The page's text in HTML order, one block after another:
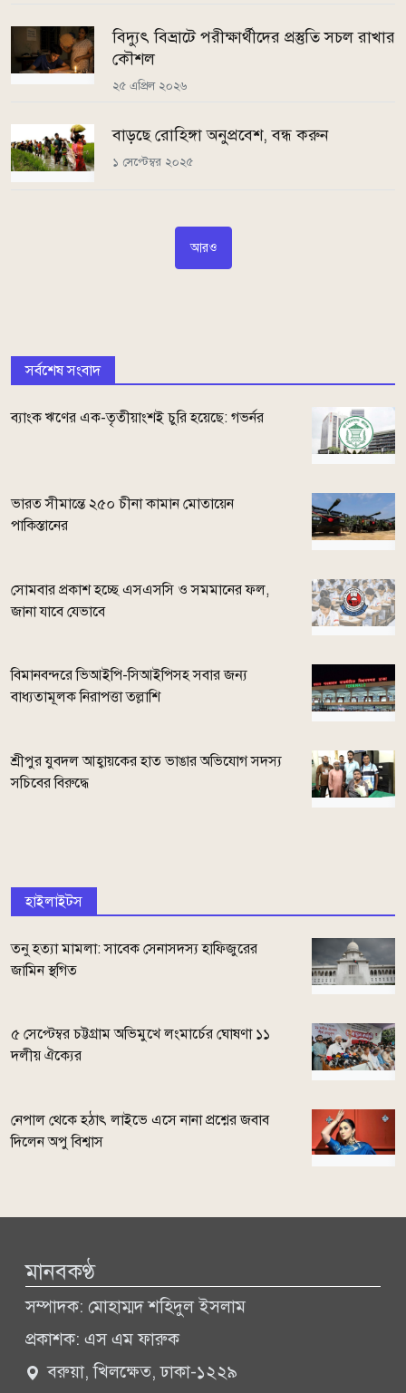
বিদ্যুৎ বিভ্রাটে পরীক্ষার্থীদের প্রস্তুতি সচল রাখার
কৌশল
২৫ এপ্রিল ২০২৬
বাড়ছে রোহিঙ্গা অনুপ্রবেশ, বন্ধ করুন
১ সেপ্টেম্বর ২০২৫
আরও
সর্বশেষ সংবাদ
ব্যাংক ঋণের এক-তৃতীয়াংশই চুরি হয়েছে: গভর্নর
ভারত সীমান্তে ২৫০ চীনা কামান মোতায়েন
পাকিস্তানের
সোমবার প্রকাশ হচ্ছে এসএসসি ও সমমানের ফল,
জানা যাবে যেভাবে
বিমানবন্দরে ভিআইপি-সিআইপিসহ সবার জন্য
বাধ্যতামূলক নিরাপত্তা তল্লাশি
শ্রীপুর যুবদল আহ্বায়কের হাত ভাঙার অভিযোগ সদস্য
সচিবের বিরুদ্ধে
হাইলাইটস
তনু হত্যা মামলা: সাবেক সেনাসদস্য হাফিজুরের
জামিন স্থগিত
৫ সেপ্টেম্বর চট্টগ্রাম অভিমুখে লংমার্চের ঘোষণা ১১
দলীয় ঐক্যের
নেপাল থেকে হঠাৎ লাইভে এসে নানা প্রশ্নের জবাব
দিলেন অপু বিশ্বাস
মানবকণ্ঠ
সম্পাদক: মোহাম্মদ শহিদুল ইসলাম
প্রকাশক: এস এম ফারুক
বরুয়া, খিলক্ষেত, ঢাকা-১২২৯